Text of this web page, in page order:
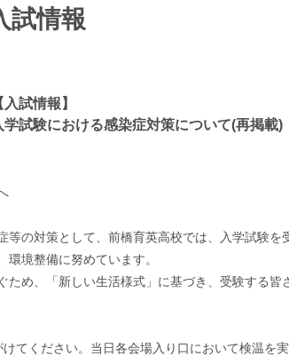
教育理念・生徒心得
進路指導 サポート体制
クラス）
総合進学コース
ットボール部（男子）
男子）
ール部（女子）
針
試情報
入試情報】
学試験における感染症対策について(再掲載)
等の対策として、前橋育英高校では、入学試験を
境整備に努めています。
ため、「新しい生活様式」に基づき、受験する皆
てください。当日各会場入り口において検温を